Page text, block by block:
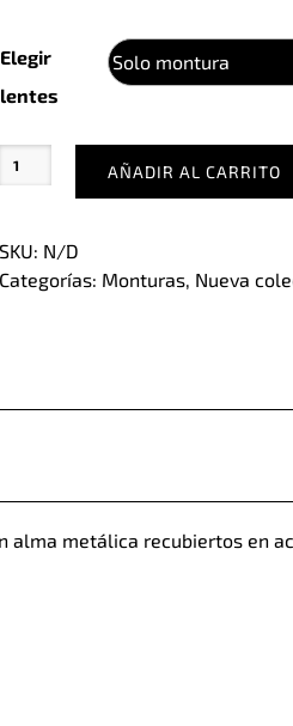
Elegir
lentes
Camile
Print
AÑADIR AL CARRITO
SKU: N/D
Categorías: Monturas, Nueva
alma metálica recubiertos en